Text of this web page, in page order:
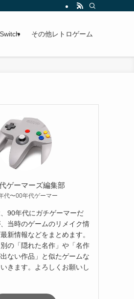
Switch その他レトロゲーム
ゲーマーズ編集部
代〜00年代ゲーマー
90年代にガチゲーマーだ
当時のゲームのリメイク情
新情報などをまとめます。
の「隠れた名作」や「名作
ない作品」と似たゲームな
きます。よろしくお願いし